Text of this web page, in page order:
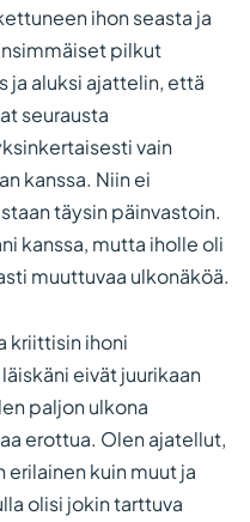
ihon seasta ja
pilkut
ja aluksi ajattelin, että
seurausta
vain
kanssa. Niin ei
täysin päinvastoin.
kanssa, mutta iholle oli
muuttuvaa ulkonäköä.
kriittisin ihoni
eivät juurikaan
paljon ulkona
erottua. Olen ajatellut,
erilainen kuin muut ja
olisi jokin tarttuva